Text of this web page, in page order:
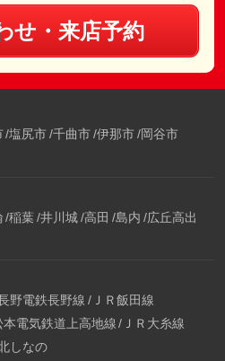
せ・来店予約
塩尻市 千曲市 伊那市 岡谷市
稲葉 井川城 高田 島内 広丘高出
野電鉄長野線 ＪＲ飯田線
本電気鉄道上高地線
ＪＲ大糸線
しなの